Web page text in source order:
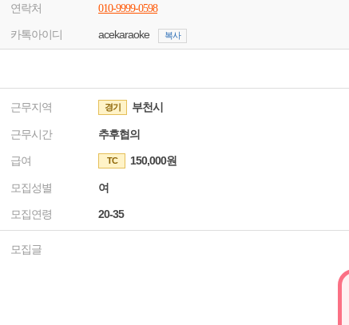
연락처 010-9999-0598
카톡아이디 acekaraoke 복사
근무지역 경기 부천시
근무시간 추후협의
급여 TC 150,000원
모집성별 여
모집연령 20-35
모집글